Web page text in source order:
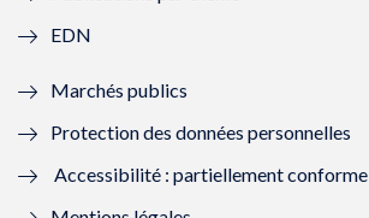
f
n
ê
t
e
n
ê
ê
t
ê
EDN
Marchés publics
Protection des données personnelles
Accessibilité : partiellement conforme